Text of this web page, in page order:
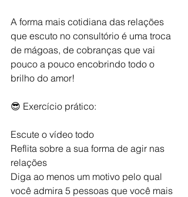
A forma mais cotidiana das relações
que escuto no consultório é uma troca
de mágoas, de cobranças que vai
pouco a pouco encobrindo todo o
brilho do amor!
😎 Exercício prático:
Escute o vídeo todo
Reflita sobre a sua forma de agir nas
relações
Diga ao menos um motivo pelo qual
você admira 5 pessoas que você mais